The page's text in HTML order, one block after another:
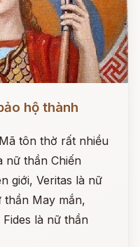
hộ thành
tôn thờ rất nhiều
nữ thần Chiến
giới, Veritas là nữ
thần May mắn,
là nữ thần